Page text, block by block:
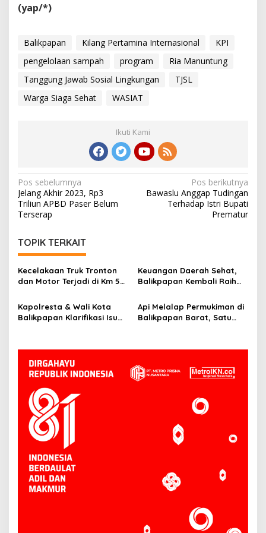
(yap/*)
Balikpapan Kilang Pertamina Internasional
KPI
pengelolaan sampah
program
Ria Manuntung
Tanggung Jawab Sosial Lingkungan
TJSL
Warga Siaga Sehat
WASIAT
Ikuti Kami
Navigasi
pos
Pos sebelumnya
Jelang Akhir 2023, Rp3
Triliun APBD Paser Belum
Terserap
Pos berikutnya
Bawaslu Anggap Tudingan
Terhadap Istri Bupati
Prematur
TOPIK TERKAIT
Kecelakaan Truk Tronton
dan Motor Terjadi di Km 5
Jadi Korban
Keuangan Daerah Sehat,
Balikpapan Kembali Raih
Kapolresta & Wali Kota
Balikpapan Klarifikasi Isu
Api Melalap Permukiman di
Balikpapan Barat, Satu